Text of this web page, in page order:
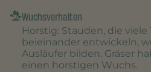
Wuchsverhalten
Horstig: Stauden, die viele
beieinander entwickeln,
Ausläufer bilden. Gräser
einen horstigen Wuchs.